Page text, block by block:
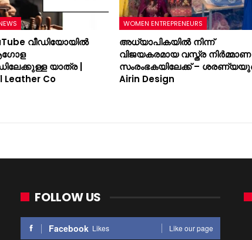
വീഡിയോയിൽ
യാത്ര |
Leather Co
WOMEN ENTREPRENEURS
അധ്യാപികയിൽ നിന്ന്
വിജയകരമായ വസ്ത്ര നിർമ്മാണ
സംരംഭകയിലേക്ക് –
Airin Design
FOLLOW US
Facebook Likes Like our page